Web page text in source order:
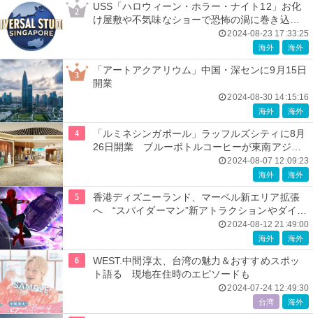
2
USS「ハロウィーン・ホラー・ナイト12」お化
け屋敷や不気味なショーで恐怖の渦に巻き込ま
2024-08-23 17:33:25
海外 海外
3
「アートアクアリウム」中国・深センに9月15日
開業
2024-08-30 14:15:16
海外 海外
4
「ルミネシンガポール」ラッフルズシティに8月
26日開業 ブルーボトルコーヒーが東南アジア
2024-08-07 12:09:23
海外 海外
5
香港ディズニーランド、マーベル新エリア拡張
へ “スパイダーマン”新アトラクションやダイニ
2024-08-12 21:49:00
海外 海外
6
WEST.中間淳太、台湾の魅力＆おすすめスポッ
ト語る 現地在住時のエピソードも
2024-07-24 12:49:30
台湾 海外